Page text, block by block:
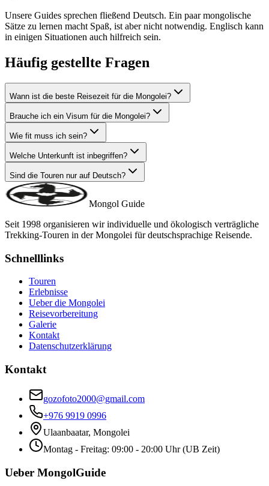
Unsere Guides sprechen fließend Deutsch. Ein paar mongolische
Sätze zu lernen macht Spaß, ist aber nicht notwendig. Englisch kann
in einigen Situationen auch hilfreich sein.
Häufig gestellte Fragen
Wann ist die beste Reisezeit für die Mongolei?
Brauche ich ein Visum für die Mongolei?
Wie fit muss ich sein?
Welche Unterkunft ist inbegriffen?
Sind die Touren nur auf Deutsch?
Mongol Guide
Seit 1998 organisieren wir individuelle und ökologisch verträgliche
Trekking-Touren in der Mongolei für deutschsprachige Reisende.
Schnelllinks
Touren
Erlebnisse
Ueber die Mongolei
Reisevorbereitung
Galerie
Kontakt
Datenschutzerklärung
Kontakt
gozofoto2000@gmail.com
+976 9919 0996
Ulaanbaatar, Mongolei
Montag - Freitag: 09:00 - 20:00 Uhr (UB Zeit)
Ueber MongolGuide